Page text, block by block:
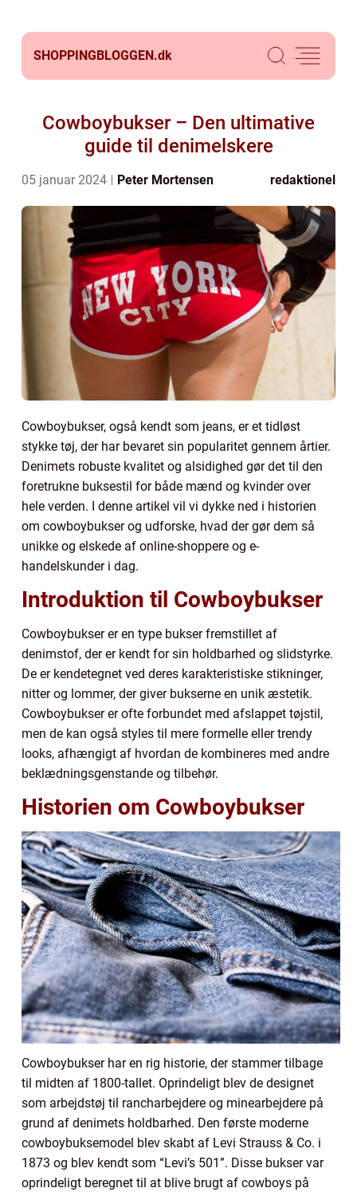
SHOPPINGBLOGGEN.dk
Cowboybukser – Den ultimative
guide til denimelskere
05 januar 2024 Peter Mortensen redaktionel
Cowboybukser, også kendt som jeans, er et tidløst
stykke tøj, der har bevaret sin popularitet gennem årtier.
Denimets robuste kvalitet og alsidighed gør det til den
foretrukne buksestil for både mænd og kvinder over
hele verden. I denne artikel vil vi dykke ned i historien
om cowboybukser og udforske, hvad der gør dem så
unikke og elskede af online-shoppere og e-
handelskunder i dag.
Introduktion til Cowboybukser
Cowboybukser er en type bukser fremstillet af
denimstof, der er kendt for sin holdbarhed og slidstyrke.
De er kendetegnet ved deres karakteristiske stikninger,
nitter og lommer, der giver bukserne en unik æstetik.
Cowboybukser er ofte forbundet med afslappet tøjstil,
men de kan også styles til mere formelle eller trendy
looks, afhængigt af hvordan de kombineres med andre
beklædningsgenstande og tilbehør.
Historien om Cowboybukser
Cowboybukser har en rig historie, der stammer tilbage
til midten af 1800-tallet. Oprindeligt blev de designet
som arbejdstøj til rancharbejdere og minearbejdere på
grund af denimets holdbarhed. Den første moderne
cowboybuksemodel blev skabt af Levi Strauss & Co. i
1873 og blev kendt som “Levi’s 501”. Disse bukser var
oprindeligt beregnet til at blive brugt af cowboys på